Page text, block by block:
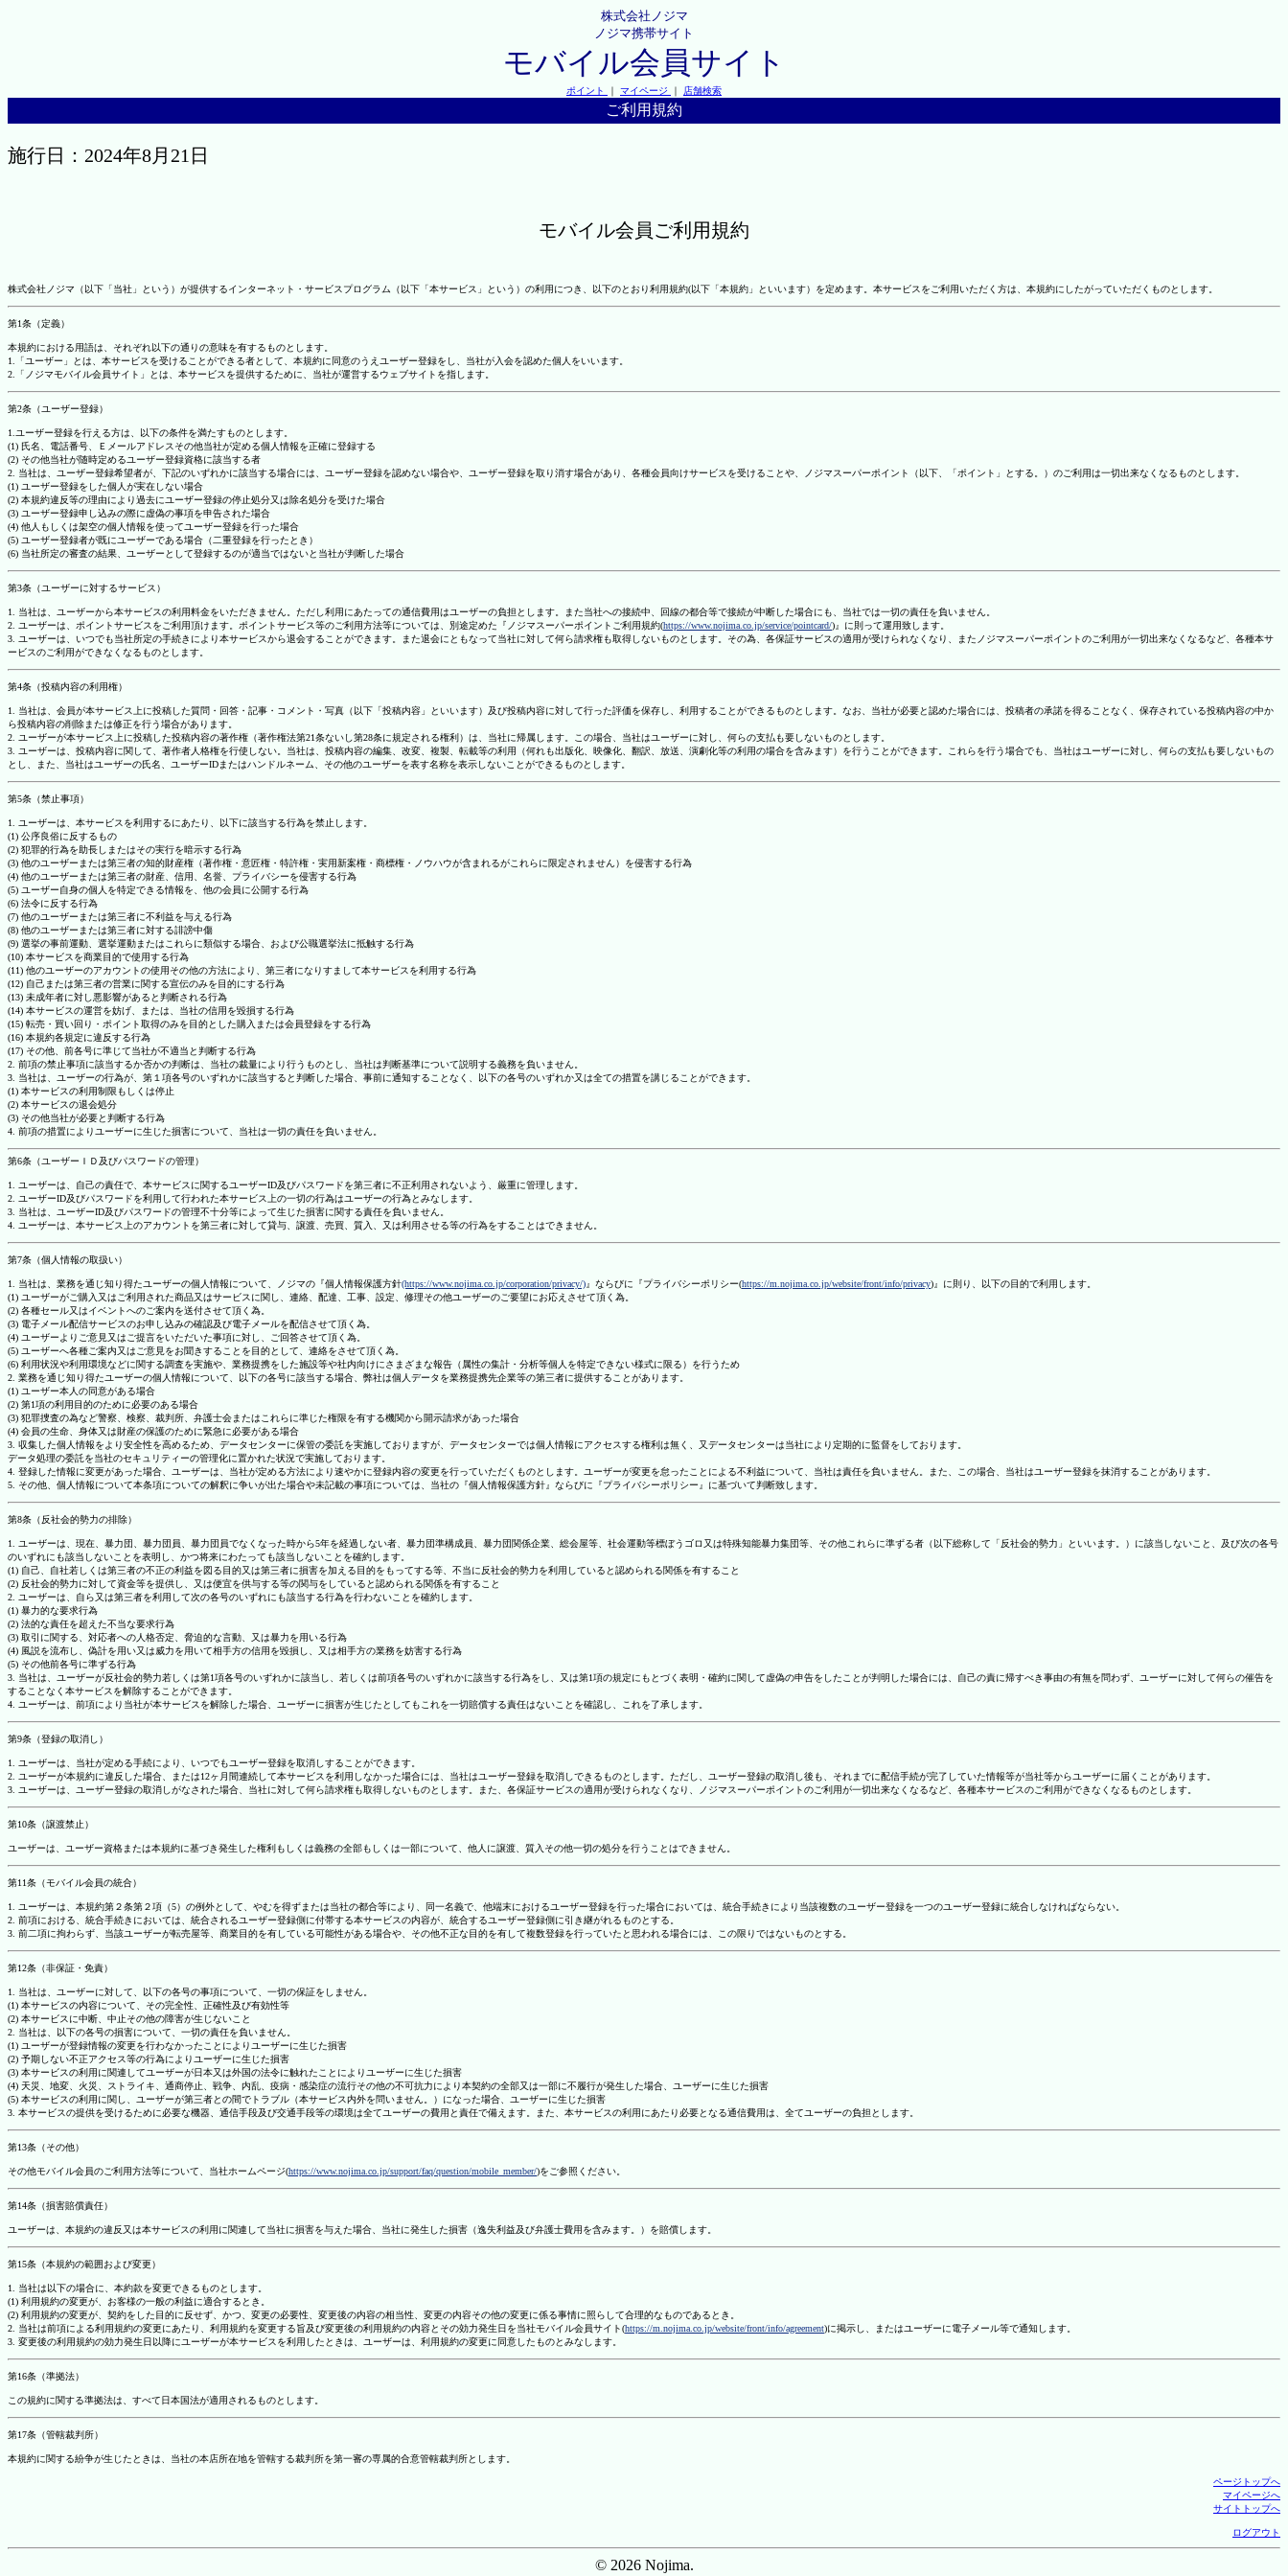
株式会社ノジマ
ノジマ携帯サイト
モバイル会員サイト
ポイント ｜ マイページ ｜ 店舗検索
ご利用規約
施行日：2024年8月21日
モバイル会員ご利用規約
株式会社ノジマ（以下「当社」という）が提供するインターネット・サービスプログラム（以下「本サービス」という）の利用につき、以下のとおり利用規約(以下「本規約」といいます）を定めます。本サービスをご利用いただく方は、本規約にしたがっていただくものとします。
第1条（定義）
本規約における用語は、それぞれ以下の通りの意味を有するものとします。
1.「ユーザー」とは、本サービスを受けることができる者として、本規約に同意のうえユーザー登録をし、当社が入会を認めた個人をいいます。
2.「ノジマモバイル会員サイト」とは、本サービスを提供するために、当社が運営するウェブサイトを指します。
第2条（ユーザー登録）
1.ユーザー登録を行える方は、以下の条件を満たすものとします。
(1) 氏名、電話番号、Ｅメールアドレスその他当社が定める個人情報を正確に登録する
(2) その他当社が随時定めるユーザー登録資格に該当する者
2. 当社は、ユーザー登録希望者が、下記のいずれかに該当する場合には、ユーザー登録を認めない場合や、ユーザー登録を取り消す場合があり、各種会員向けサービスを受けることや、ノジマスーパーポイント（以下、「ポイント」とする。）のご利用は一切出来なくなるものとします。
(1) ユーザー登録をした個人が実在しない場合
(2) 本規約違反等の理由により過去にユーザー登録の停止処分又は除名処分を受けた場合
(3) ユーザー登録申し込みの際に虚偽の事項を申告された場合
(4) 他人もしくは架空の個人情報を使ってユーザー登録を行った場合
(5) ユーザー登録者が既にユーザーである場合（二重登録を行ったとき）
(6) 当社所定の審査の結果、ユーザーとして登録するのが適当ではないと当社が判断した場合
第3条（ユーザーに対するサービス）
1. 当社は、ユーザーから本サービスの利用料金をいただきません。ただし利用にあたっての通信費用はユーザーの負担とします。また当社への接続中、回線の都合等で接続が中断した場合にも、当社では一切の責任を負いません。
2. ユーザーは、ポイントサービスをご利用頂けます。ポイントサービス等のご利用方法等については、別途定めた『ノジマスーパーポイントご利用規約(https://www.nojima.co.jp/service/pointcard/)』に則って運用致します。
3. ユーザーは、いつでも当社所定の手続きにより本サービスから退会することができます。また退会にともなって当社に対して何ら請求権も取得しないものとします。その為、各保証サービスの適用が受けられなくなり、またノジマスーパーポイントのご利用が一切出来なくなるなど、各種本サ
ービスのご利用ができなくなるものとします。
第4条（投稿内容の利用権）
1. 当社は、会員が本サービス上に投稿した質問・回答・記事・コメント・写真（以下「投稿内容」といいます）及び投稿内容に対して行った評価を保存し、利用することができるものとします。なお、当社が必要と認めた場合には、投稿者の承諾を得ることなく、保存されている投稿内容の中か
ら投稿内容の削除または修正を行う場合があります。
2. ユーザーが本サービス上に投稿した投稿内容の著作権（著作権法第21条ないし第28条に規定される権利）は、当社に帰属します。この場合、当社はユーザーに対し、何らの支払も要しないものとします。
3. ユーザーは、投稿内容に関して、著作者人格権を行使しない。当社は、投稿内容の編集、改変、複製、転載等の利用（何れも出版化、映像化、翻訳、放送、演劇化等の利用の場合を含みます）を行うことができます。これらを行う場合でも、当社はユーザーに対し、何らの支払も要しないもの
とし、また、当社はユーザーの氏名、ユーザーIDまたはハンドルネーム、その他のユーザーを表す名称を表示しないことができるものとします。
第5条（禁止事項）
1. ユーザーは、本サービスを利用するにあたり、以下に該当する行為を禁止します。
(1) 公序良俗に反するもの
(2) 犯罪的行為を助長しまたはその実行を暗示する行為
(3) 他のユーザーまたは第三者の知的財産権（著作権・意匠権・特許権・実用新案権・商標権・ノウハウが含まれるがこれらに限定されません）を侵害する行為
(4) 他のユーザーまたは第三者の財産、信用、名誉、プライバシーを侵害する行為
(5) ユーザー自身の個人を特定できる情報を、他の会員に公開する行為
(6) 法令に反する行為
(7) 他のユーザーまたは第三者に不利益を与える行為
(8) 他のユーザーまたは第三者に対する誹謗中傷
(9) 選挙の事前運動、選挙運動またはこれらに類似する場合、および公職選挙法に抵触する行為
(10) 本サービスを商業目的で使用する行為
(11) 他のユーザーのアカウントの使用その他の方法により、第三者になりすまして本サービスを利用する行為
(12) 自己または第三者の営業に関する宣伝のみを目的にする行為
(13) 未成年者に対し悪影響があると判断される行為
(14) 本サービスの運営を妨げ、または、当社の信用を毀損する行為
(15) 転売・買い回り・ポイント取得のみを目的とした購入または会員登録をする行為
(16) 本規約各規定に違反する行為
(17) その他、前各号に準じて当社が不適当と判断する行為
2. 前項の禁止事項に該当するか否かの判断は、当社の裁量により行うものとし、当社は判断基準について説明する義務を負いません。
3. 当社は、ユーザーの行為が、第１項各号のいずれかに該当すると判断した場合、事前に通知することなく、以下の各号のいずれか又は全ての措置を講じることができます。
(1) 本サービスの利用制限もしくは停止
(2) 本サービスの退会処分
(3) その他当社が必要と判断する行為
4. 前項の措置によりユーザーに生じた損害について、当社は一切の責任を負いません。
第6条（ユーザーＩＤ及びパスワードの管理）
1. ユーザーは、自己の責任で、本サービスに関するユーザーID及びパスワードを第三者に不正利用されないよう、厳重に管理します。
2. ユーザーID及びパスワードを利用して行われた本サービス上の一切の行為はユーザーの行為とみなします。
3. 当社は、ユーザーID及びパスワードの管理不十分等によって生じた損害に関する責任を負いません。
4. ユーザーは、本サービス上のアカウントを第三者に対して貸与、譲渡、売買、質入、又は利用させる等の行為をすることはできません。
第7条（個人情報の取扱い）
1. 当社は、業務を通じ知り得たユーザーの個人情報について、ノジマの『個人情報保護方針(https://www.nojima.co.jp/corporation/privacy/)』ならびに『プライバシーポリシー(https://m.nojima.co.jp/website/front/info/privacy)』に則り、以下の目的で利用します。
(1) ユーザーがご購入又はご利用された商品又はサービスに関し、連絡、配達、工事、設定、修理その他ユーザーのご要望にお応えさせて頂く為。
(2) 各種セール又はイベントへのご案内を送付させて頂く為。
(3) 電子メール配信サービスのお申し込みの確認及び電子メールを配信させて頂く為。
(4) ユーザーよりご意見又はご提言をいただいた事項に対し、ご回答させて頂く為。
(5) ユーザーへ各種ご案内又はご意見をお聞きすることを目的として、連絡をさせて頂く為。
(6) 利用状況や利用環境などに関する調査を実施や、業務提携をした施設等や社内向けにさまざまな報告（属性の集計・分析等個人を特定できない様式に限る）を行うため
2. 業務を通じ知り得たユーザーの個人情報について、以下の各号に該当する場合、弊社は個人データを業務提携先企業等の第三者に提供することがあります。
(1) ユーザー本人の同意がある場合
(2) 第1項の利用目的のために必要のある場合
(3) 犯罪捜査の為など警察、検察、裁判所、弁護士会またはこれらに準じた権限を有する機関から開示請求があった場合
(4) 会員の生命、身体又は財産の保護のために緊急に必要がある場合
3. 収集した個人情報をより安全性を高めるため、データセンターに保管の委託を実施しておりますが、データセンターでは個人情報にアクセスする権利は無く、又データセンターは当社により定期的に監督をしております。
データ処理の委託を当社のセキュリティーの管理化に置かれた状況で実施しております。
4. 登録した情報に変更があった場合、ユーザーは、当社が定める方法により速やかに登録内容の変更を行っていただくものとします。ユーザーが変更を怠ったことによる不利益について、当社は責任を負いません。また、この場合、当社はユーザー登録を抹消することがあります。
5. その他、個人情報について本条項についての解釈に争いが出た場合や未記載の事項については、当社の『個人情報保護方針』ならびに『プライバシーポリシー』に基づいて判断致します。
第8条（反社会的勢力の排除）
1. ユーザーは、現在、暴力団、暴力団員、暴力団員でなくなった時から5年を経過しない者、暴力団準構成員、暴力団関係企業、総会屋等、社会運動等標ぼうゴロ又は特殊知能暴力集団等、その他これらに準ずる者（以下総称して「反社会的勢力」といいます。）に該当しないこと、及び次の各号
のいずれにも該当しないことを表明し、かつ将来にわたっても該当しないことを確約します。
(1) 自己、自社若しくは第三者の不正の利益を図る目的又は第三者に損害を加える目的をもってする等、不当に反社会的勢力を利用していると認められる関係を有すること
(2) 反社会的勢力に対して資金等を提供し、又は便宜を供与する等の関与をしていると認められる関係を有すること
2. ユーザーは、自ら又は第三者を利用して次の各号のいずれにも該当する行為を行わないことを確約します。
(1) 暴力的な要求行為
(2) 法的な責任を超えた不当な要求行為
(3) 取引に関する、対応者への人格否定、脅迫的な言動、又は暴力を用いる行為
(4) 風説を流布し、偽計を用い又は威力を用いて相手方の信用を毀損し、又は相手方の業務を妨害する行為
(5) その他前各号に準ずる行為
3. 当社は、ユーザーが反社会的勢力若しくは第1項各号のいずれかに該当し、若しくは前項各号のいずれかに該当する行為をし、又は第1項の規定にもとづく表明・確約に関して虚偽の申告をしたことが判明した場合には、自己の責に帰すべき事由の有無を問わず、ユーザーに対して何らの催告を
することなく本サービスを解除することができます。
4. ユーザーは、前項により当社が本サービスを解除した場合、ユーザーに損害が生じたとしてもこれを一切賠償する責任はないことを確認し、これを了承します。
第9条（登録の取消し）
1. ユーザーは、当社が定める手続により、いつでもユーザー登録を取消しすることができます。
2. ユーザーが本規約に違反した場合、または12ヶ月間連続して本サービスを利用しなかった場合には、当社はユーザー登録を取消しできるものとします。ただし、ユーザー登録の取消し後も、それまでに配信手続が完了していた情報等が当社等からユーザーに届くことがあります。
3. ユーザーは、ユーザー登録の取消しがなされた場合、当社に対して何ら請求権も取得しないものとします。また、各保証サービスの適用が受けられなくなり、ノジマスーパーポイントのご利用が一切出来なくなるなど、各種本サービスのご利用ができなくなるものとします。
第10条（譲渡禁止）
ユーザーは、ユーザー資格または本規約に基づき発生した権利もしくは義務の全部もしくは一部について、他人に譲渡、質入その他一切の処分を行うことはできません。
第11条（モバイル会員の統合）
1. ユーザーは、本規約第２条第２項（5）の例外として、やむを得ずまたは当社の都合等により、同一名義で、他端末におけるユーザー登録を行った場合においては、統合手続きにより当該複数のユーザー登録を一つのユーザー登録に統合しなければならない。
2. 前項における、統合手続きにおいては、統合されるユーザー登録側に付帯する本サービスの内容が、統合するユーザー登録側に引き継がれるものとする。
3. 前二項に拘わらず、当該ユーザーが転売屋等、商業目的を有している可能性がある場合や、その他不正な目的を有して複数登録を行っていたと思われる場合には、この限りではないものとする。
第12条（非保証・免責）
1. 当社は、ユーザーに対して、以下の各号の事項について、一切の保証をしません。
(1) 本サービスの内容について、その完全性、正確性及び有効性等
(2) 本サービスに中断、中止その他の障害が生じないこと
2. 当社は、以下の各号の損害について、一切の責任を負いません。
(1) ユーザーが登録情報の変更を行わなかったことによりユーザーに生じた損害
(2) 予期しない不正アクセス等の行為によりユーザーに生じた損害
(3) 本サービスの利用に関連してユーザーが日本又は外国の法令に触れたことによりユーザーに生じた損害
(4) 天災、地変、火災、ストライキ、通商停止、戦争、内乱、疫病・感染症の流行その他の不可抗力により本契約の全部又は一部に不履行が発生した場合、ユーザーに生じた損害
(5) 本サービスの利用に関し、ユーザーが第三者との間でトラブル（本サービス内外を問いません。）になった場合、ユーザーに生じた損害
3. 本サービスの提供を受けるために必要な機器、通信手段及び交通手段等の環境は全てユーザーの費用と責任で備えます。また、本サービスの利用にあたり必要となる通信費用は、全てユーザーの負担とします。
第13条（その他）
その他モバイル会員のご利用方法等について、当社ホームページ(https://www.nojima.co.jp/support/faq/question/mobile_member/)をご参照ください。
第14条（損害賠償責任）
ユーザーは、本規約の違反又は本サービスの利用に関連して当社に損害を与えた場合、当社に発生した損害（逸失利益及び弁護士費用を含みます。）を賠償します。
第15条（本規約の範囲および変更）
1. 当社は以下の場合に、本約款を変更できるものとします。
(1) 利用規約の変更が、お客様の一般の利益に適合するとき。
(2) 利用規約の変更が、契約をした目的に反せず、かつ、変更の必要性、変更後の内容の相当性、変更の内容その他の変更に係る事情に照らして合理的なものであるとき。
2. 当社は前項による利用規約の変更にあたり、利用規約を変更する旨及び変更後の利用規約の内容とその効力発生日を当社モバイル会員サイト(https://m.nojima.co.jp/website/front/info/agreement)に掲示し、またはユーザーに電子メール等で通知します。
3. 変更後の利用規約の効力発生日以降にユーザーが本サービスを利用したときは、ユーザーは、利用規約の変更に同意したものとみなします。
第16条（準拠法）
この規約に関する準拠法は、すべて日本国法が適用されるものとします。
第17条（管轄裁判所）
本規約に関する紛争が生じたときは、当社の本店所在地を管轄する裁判所を第一審の専属的合意管轄裁判所とします。
ページトップへ
マイページへ
サイトトップへ
ログアウト
© 2026 Nojima.